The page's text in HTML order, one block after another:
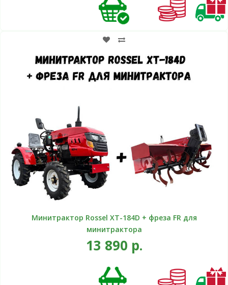
Минитрактор Rossel XT-184D + фреза FR для
минитрактора
13 890 р.